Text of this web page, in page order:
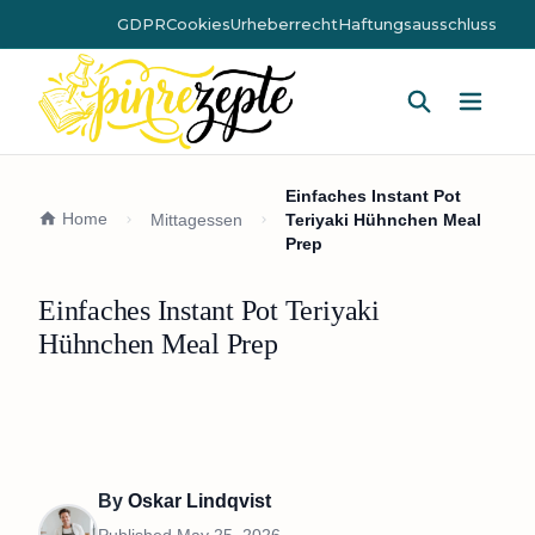
GDPRCookiesUrheberrechtHaftungsausschluss
Home Mittagessen
Einfaches Instant Pot
Teriyaki Hühnchen Meal
Prep
Einfaches Instant Pot Teriyaki
Hühnchen Meal Prep
By Oskar Lindqvist